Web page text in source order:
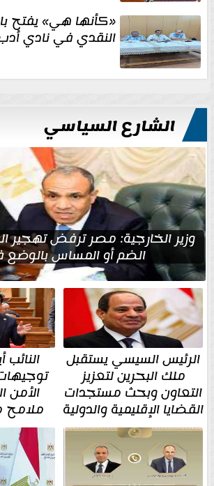
«كأنها هي» يفتح
النقدي في نادي
الشارع السياسي
وزير الخارجية: مصر ترفض تهجير
الضم أو المساس
الرئيس السيسي يستقبل
ملك البحرين لتعزيز
التعاون وبحث مستجدات
القضايا الإقليمية والدولية
الأمن
ملامح